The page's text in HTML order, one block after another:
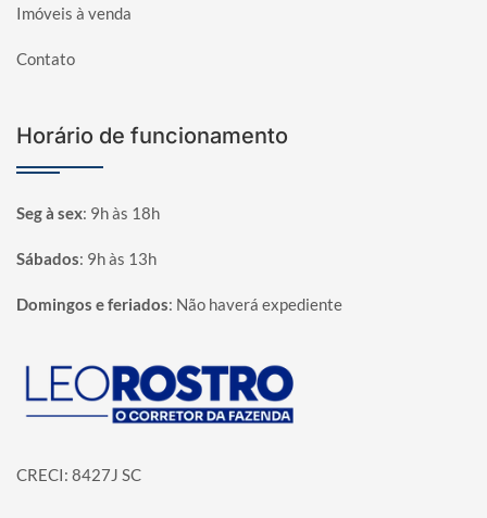
Imóveis à venda
Contato
Horário de funcionamento
Seg à sex: 9h às 18h
Sábados: 9h às 13h
Domingos e feriados: Não haverá expediente
Página inicial
CRECI: 8427J SC